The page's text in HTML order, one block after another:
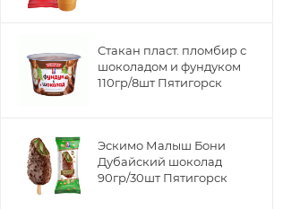
Стакан пласт. пломбир с
шоколадом и фундуком
110гр/8шт Пятигорск
Эскимо Малыш Бони
Дубайский шоколад
90гр/30шт Пятигорск